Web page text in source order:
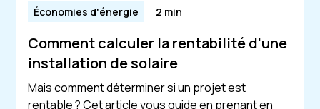
Économies d'énergie 2 min
Comment calculer la rentabilité d'une
installation de solaire
Mais comment déterminer si un projet est
rentable ? Cet article vous guide en prenant en